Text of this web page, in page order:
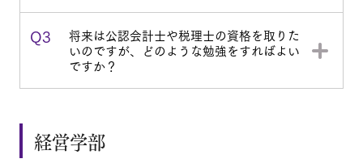
Q3 将来は公認会計士や税理士の資格を取りた
いのですが、どのような勉強をすればよい
ですか？
経営学部